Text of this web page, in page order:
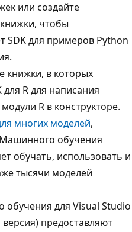
или создайте
чтобы
SDK для примеров Python
книжки, в которых
для R для написания
R в конструкторе.
многих моделей,
обучения
обучать, использовать и
тысячи моделей
для Visual Studio
предоставляют